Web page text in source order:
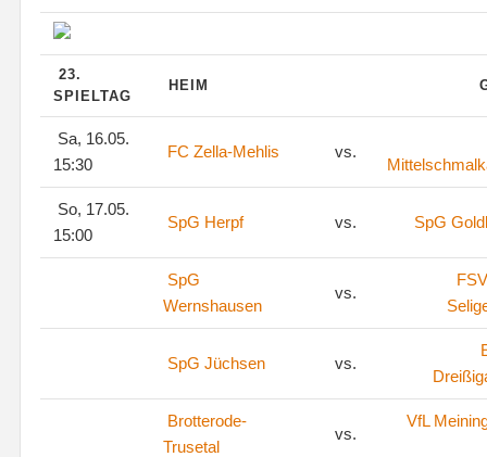
23.
SPIELTAG
HEIM
Sa, 16.05.
15:30
FC Zella-Mehlis vs.
So, 17.05.
15:00
SpG Herpf vs. SpG
SpG
Wernshausen
vs.
SpG Jüchsen vs.
Brotterode-
Trusetal
vs.
VfL